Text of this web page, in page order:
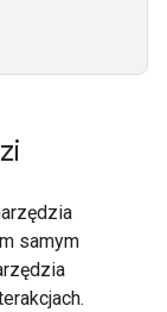
samym